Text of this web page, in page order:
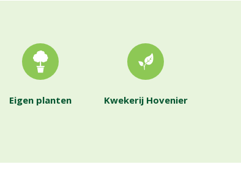
Eigen planten Kwekerij Hovenier